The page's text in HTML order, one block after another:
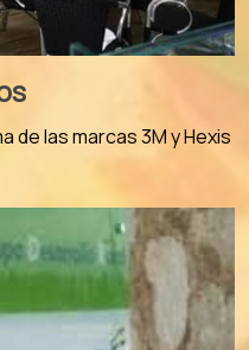
de las marcas 3M y Hexis